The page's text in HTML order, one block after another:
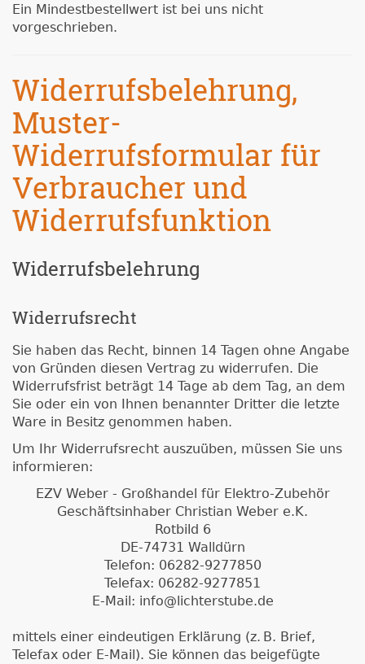
Ein Mindestbestellwert ist bei uns nicht
vorgeschrieben.
Widerrufsbelehrung,
Muster-
Widerrufsformular für
Verbraucher und
Widerrufsfunktion
Widerrufsbelehrung
Widerrufsrecht
Sie haben das Recht, binnen 14 Tagen ohne Angabe
von Gründen diesen Vertrag zu widerrufen. Die
Widerrufsfrist beträgt 14 Tage ab dem Tag, an dem
Sie oder ein von Ihnen benannter Dritter die letzte
Ware in Besitz genommen haben.
Um Ihr Widerrufsrecht auszuüben, müssen Sie uns
informieren:
EZV Weber - Großhandel für Elektro-Zubehör
Geschäftsinhaber Christian Weber e.K.
Rotbild 6
DE-74731 Walldürn
Telefon: 06282-9277850
Telefax: 06282-9277851
E-Mail: info@lichterstube.de
mittels einer eindeutigen Erklärung (z. B. Brief,
Telefax oder E-Mail). Sie können das beigefügte